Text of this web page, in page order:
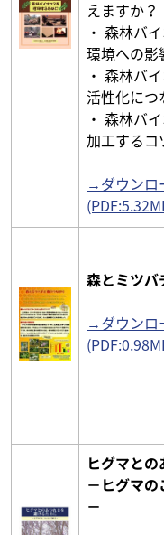
えますか？
・ 森林バ
環境への影
・ 森林バ
活性化につ
・ 森林バ
加工するコ
→ダウンロ
森とミツバ
→ダウンロ
ヒグマと
－ヒグマ
－